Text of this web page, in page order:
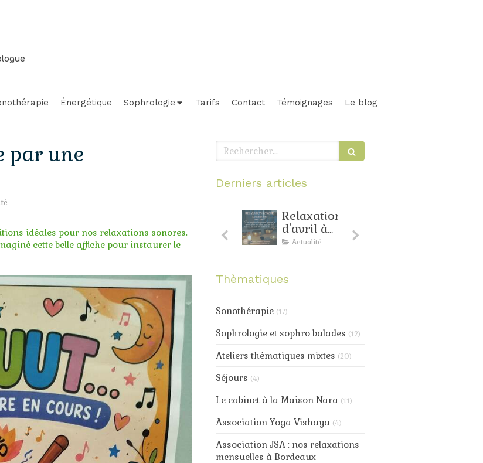
Énergétique Sophrologie Tarifs Contact Témoignages Le blog
par une
idéales pour nos relaxations sonores.
cette belle affiche pour instaurer le
Rechercher
Derniers articles
d'avril à
Bordeaux
: toujours
douceur
au
progamme
Actualité
sonore de
juin à
Actualité
Relaxation
d'avril à
Bordeaux
douceur
progamme
Actualité
Thèmatiques
Sonothérapie (17)
Sophrologie et sophro balades (12)
Ateliers thématiques mixtes (20)
Séjours (4)
Le cabinet à la Maison Nara (11)
Association Yoga Vishaya (4)
Association JSA : nos relaxations
mensuelles à Bordeaux